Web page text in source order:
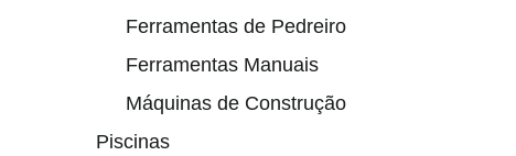
Ferramentas de Pedreiro
Ferramentas Manuais
Máquinas de Construção
Piscinas